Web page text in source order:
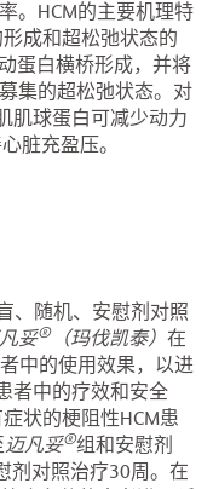
。HCM的主要机理特
成和超松弛状态的
蛋白横桥形成，并将
集的超松弛状态。对
肌球蛋白可减少动力
脏充盈压。
、随机、安慰剂对照
妥® （玛伐凯泰） 在
中的使用效果，以进
者中的疗效和安全
状的梗阻性HCM患
迈凡妥®组和安慰剂
剂对照治疗30周。在